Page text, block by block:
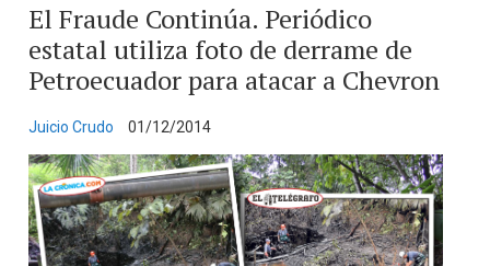
El Fraude Continúa. Periódico
estatal utiliza foto de derrame de
Petroecuador para atacar a Chevron
Juicio Crudo 01/12/2014